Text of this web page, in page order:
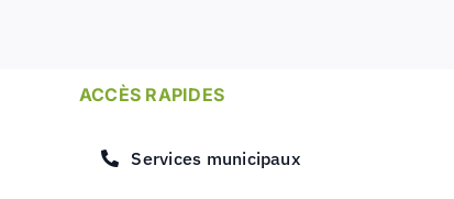
ACCÈS RAPIDES
Services municipaux